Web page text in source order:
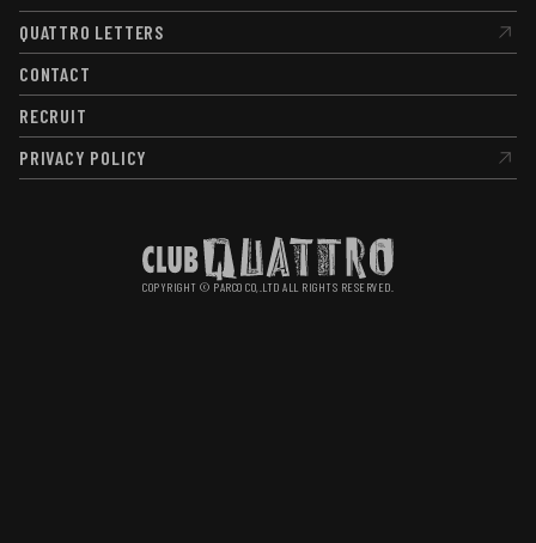
ABOUT US
QUATTRO LETTERS
QUATTRO LETTERS
CONTACT
CONTACT
RECRUIT
RECRUIT
PRIVACY POLICY
PRIVACY POLICY
COPYRIGHT © PARCO CO,.LTD ALL RIGHTS RESERVED.